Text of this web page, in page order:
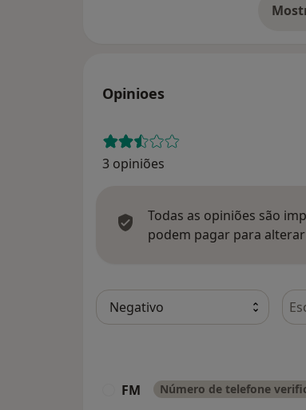
Opinioes
3 opiniões
Todas as opiniões são
podem pagar para
FM Número de telefone